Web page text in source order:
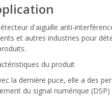
d'aiguille anti-
et autres industries pour
du produit
la dernière puce, elle a des
du signal numérique